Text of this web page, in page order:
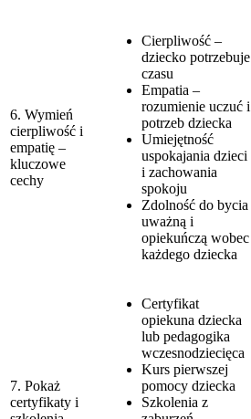
6. Wymień
cierpliwość i
empatię –
kluczowe
cechy
Cierpliwość –
dziecko potrzebuje
czasu
Empatia –
rozumienie uczuć i
potrzeb dziecka
Umiejętność
uspokajania dzieci
i zachowania
spokoju
Zdolność do bycia
uważną i
opiekuńczą wobec
każdego dziecka
7. Pokaż
certyfikaty i
Certyfikat
opiekuna dziecka
lub pedagogika
wczesnodziecięca
Kurs pierwszej
pomocy dziecka
Szkolenia z